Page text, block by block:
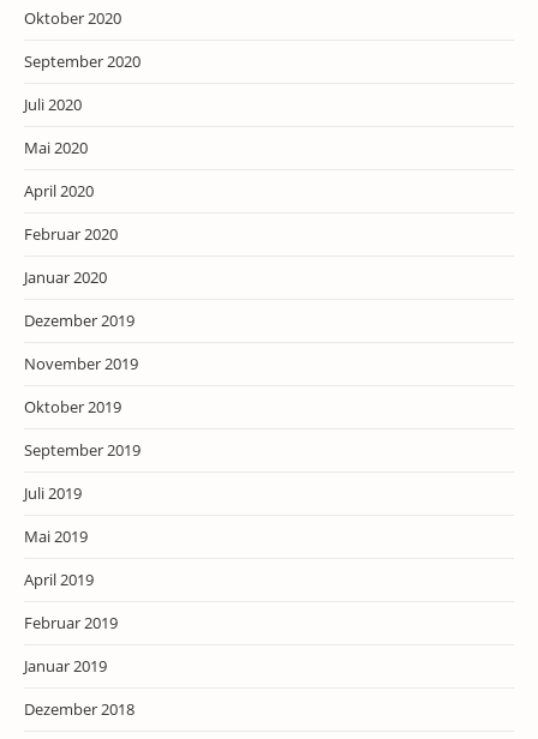
Oktober 2020
September 2020
Juli 2020
Mai 2020
April 2020
Februar 2020
Januar 2020
Dezember 2019
November 2019
Oktober 2019
September 2019
Juli 2019
Mai 2019
April 2019
Februar 2019
Januar 2019
Dezember 2018